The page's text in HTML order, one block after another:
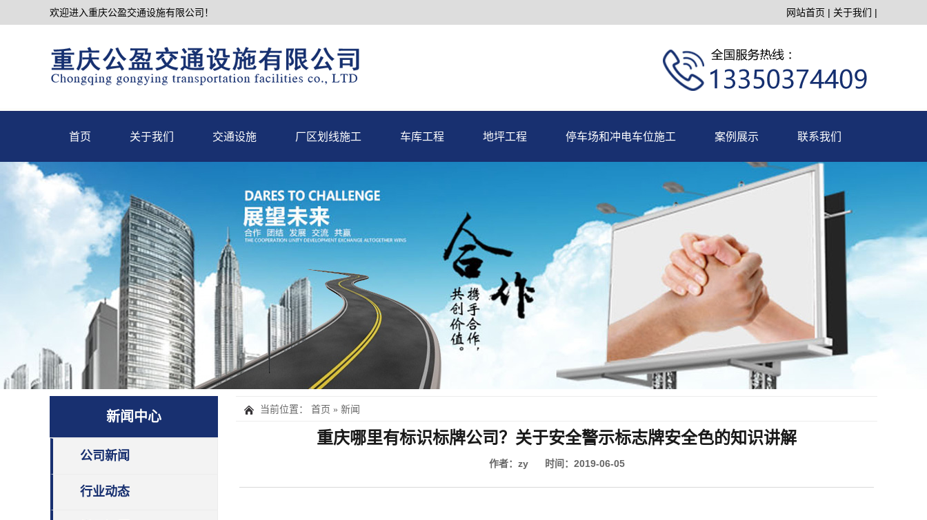
欢迎进入重庆公盈交通设施有限公司！ 网站首页 | 关于我们 |
首页 关于我们 交通设施 厂区划线施工 车库工程 地坪工程 停车场和冲电车位施工 案例展示 联系我们
新闻中心
公司新闻
行业动态
当前位置： 首页 » 新闻
重庆哪里有标识标牌公司？关于安全警示标志牌安全色的知识讲解
作者：zy 时间：2019-06-05